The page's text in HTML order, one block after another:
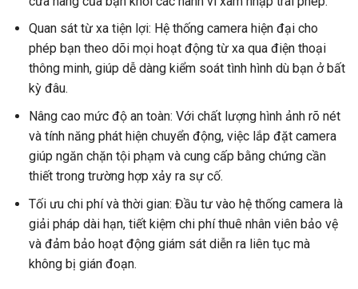
Quan sát từ xa tiện lợi: Hệ thống camera hiện đại cho
phép bạn theo dõi mọi hoạt động từ xa qua điện thoại
thông minh, giúp dễ dàng kiểm soát tình hình dù bạn ở bất
kỳ đâu.
Nâng cao mức độ an toàn: Với chất lượng hình ảnh rõ nét
và tính năng phát hiện chuyển động, việc lắp đặt camera
giúp ngăn chặn tội phạm và cung cấp bằng chứng cần
thiết trong trường hợp xảy ra sự cố.
Tối ưu chi phí và thời gian: Đầu tư vào hệ thống camera là
giải pháp dài hạn, tiết kiệm chi phí thuê nhân viên bảo vệ
và đảm bảo hoạt động giám sát diễn ra liên tục mà
không bị gián đoạn.